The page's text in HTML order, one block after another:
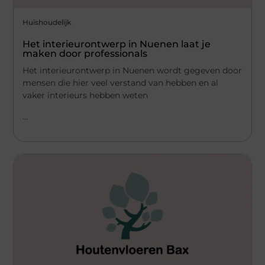
Huishoudelijk
Het interieurontwerp in Nuenen laat je
maken door professionals
Het interieurontwerp in Nuenen wordt gegeven door
mensen die hier veel verstand van hebben en al
vaker interieurs hebben weten
...